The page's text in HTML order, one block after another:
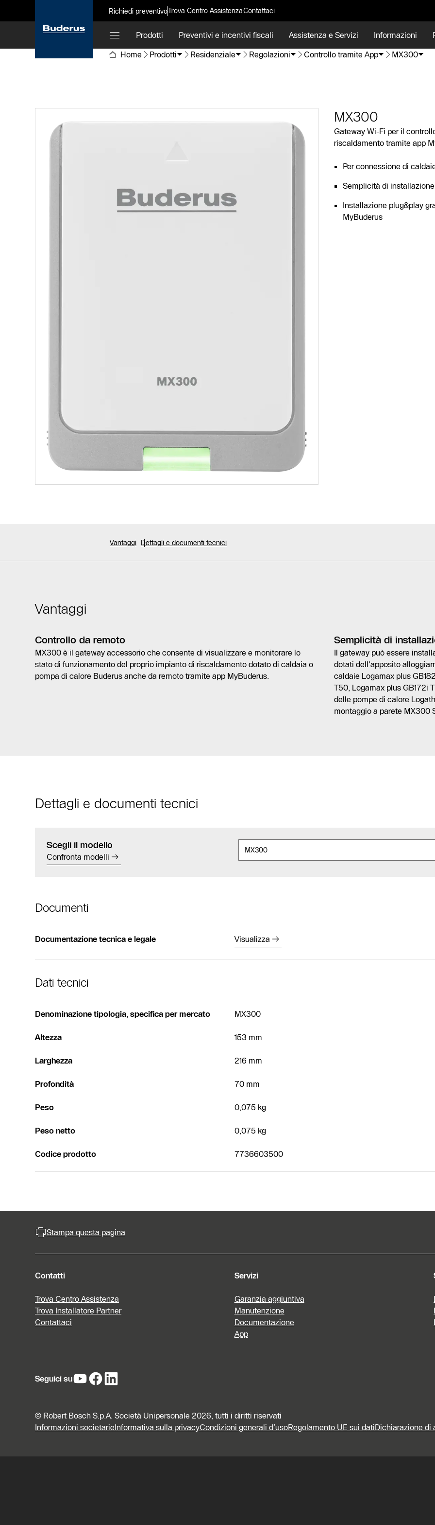
Richiedi preventivoTrova Centro AssistenzaContattaci
Prodotti Preventivi e incentivi fiscali Assistenza e Servizi Informazioni
Home
Prodotti Residenziale Regolazioni Controllo tramite App MX300
MX300
Gateway Wi-Fi per il
riscaldamento tramite app
Per connessione di
Semplicità di installazione
Installazione plug&play
MyBuderus
Vantaggi Dettagli e documenti tecnici
Vantaggi
Controllo da remoto
MX300 è il gateway accessorio che consente di visualizzare e monitorare lo
stato di funzionamento del proprio impianto di riscaldamento dotato di caldaia o
pompa di calore Buderus anche da remoto tramite app MyBuderus.
Semplicità di
Il gateway può essere
dotati dell'apposito
caldaie Logamax plus
T50, Logamax plus GB172i
delle pompe di calore
montaggio a parete MX300
Dettagli e documenti tecnici
Scegli il modello
Confronta modelli
Documenti
Documentazione tecnica e legale Visualizza
Dati tecnici
Denominazione tipologia, specifica per mercato MX300
Altezza 153 mm
Larghezza 216 mm
Profondità 70 mm
Peso 0,075 kg
Peso netto 0,075 kg
Codice prodotto 7736603500
Contattaci
Stampa questa pagina
Contatti
Trova Centro Assistenza
Trova Installatore Partner
Contattaci
Servizi
Garanzia aggiuntiva
Manutenzione
Documentazione
App
Seguici su
© Robert Bosch S.p.A. Società Unipersonale 2026, tutti i diritti riservati
Informazioni societarieInformativa sulla privacyCondizioni generali d’usoRegolamento UE sui datiDichiarazione di